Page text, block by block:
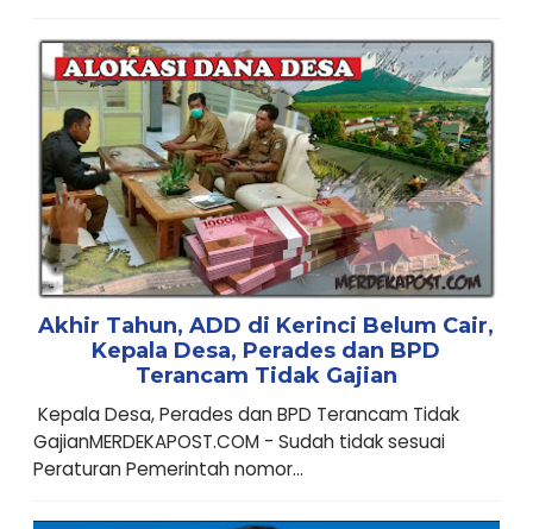
Akhir Tahun, ADD di Kerinci Belum Cair,
Kepala Desa, Perades dan BPD
Terancam Tidak Gajian
Kepala Desa, Perades dan BPD Terancam Tidak
GajianMERDEKAPOST.COM - Sudah tidak sesuai
Peraturan Pemerintah nomor...